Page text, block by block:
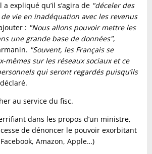
a expliqué qu’il s’agira de "déceler des
vie en inadéquation avec les revenus
: "Nous allons pouvoir mettre les
une grande base de données",
"Souvent, les Français se
mêmes sur les réseaux sociaux et ce
qui seront regardés puisqu’ils
au service du fisc.
dans les propos d’un ministre,
de dénoncer le pouvoir exorbitant
Amazon, Apple…)